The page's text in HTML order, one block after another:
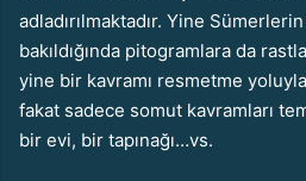
adladırılmaktadır. Yine
bakıldığında pitogramlara da
yine bir kavramı resmetme
fakat sadece somut kavramları
bir evi, bir tapınağı…vs.